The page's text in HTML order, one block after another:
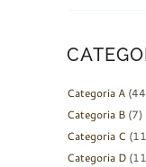
Categoria A
Categoria B (7)
Categoria C
Categoria D